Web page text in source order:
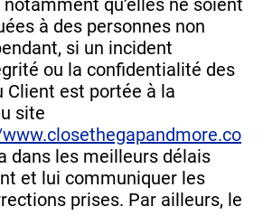
qu’elles ne soient
à des personnes non
si un incident
ou la confidentialité des
Client est portée à la
site
dans les meilleurs délais
et lui communiquer les
prises. Par ailleurs, le